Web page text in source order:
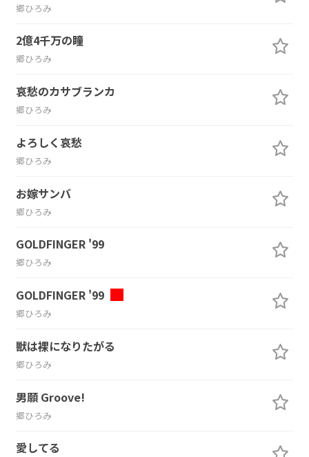
郷ひろみ
2億4千万の瞳
郷ひろみ
哀愁のカサブランカ
郷ひろみ
よろしく哀愁
郷ひろみ
お嫁サンバ
郷ひろみ
GOLDFINGER '99
郷ひろみ
GOLDFINGER '99
郷ひろみ
獣は裸になりたがる
郷ひろみ
男願 Groove!
郷ひろみ
愛してる